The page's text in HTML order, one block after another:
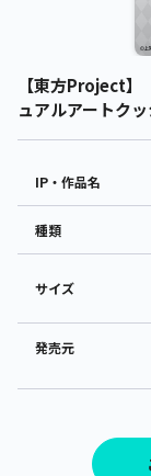
【東方Project
ュアルアートク
IP・作品名
種類
サイズ
発売元